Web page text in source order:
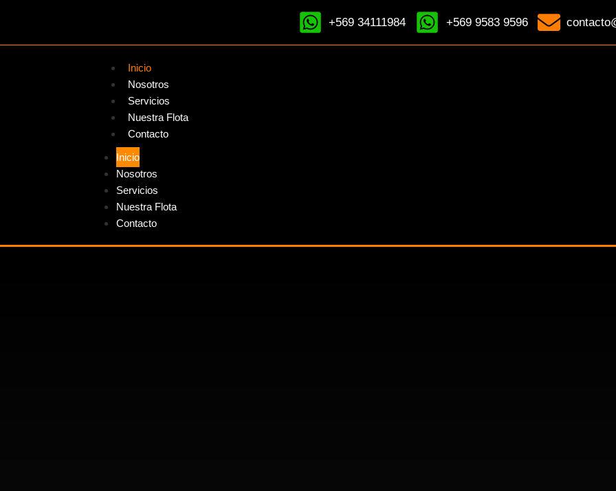
+569 34111984 +569 9583 9596
Inicio
Nosotros
Servicios
Nuestra Flota
Contacto
Inicio
Nosotros
Servicios
Nuestra Flota
Contacto